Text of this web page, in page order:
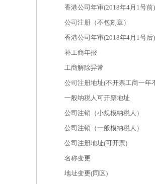
香港公司年审(2018年4月1号前)
公司注册（不包刻章）
香港公司年审(2018年4月1号后)
补工商年报
工商解除异常
公司注册地址(不开票工商一年
一般纳税人可开票地址
公司注销（小规模纳税人）
公司注销（一般模纳税人）
公司注册地址(可开票)
名称变更
地址变更(同区)